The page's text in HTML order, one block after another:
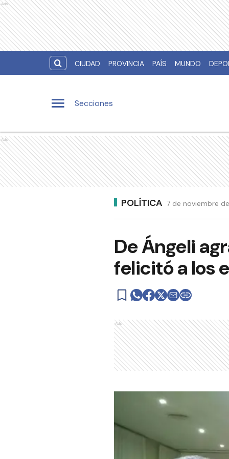
Ads
CIUDAD PROVINCIA PAÍS MUNDO
Secciones
Ads
POLÍTICA 7 de noviembre
De Ángeli
felicitó a los
Ads